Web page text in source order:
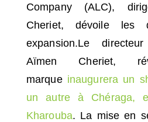
Company (ALC),
Cheriet, dévoile les
expansion.Le directeur
Aïmen Cheriet,
marque inaugurera un
un autre à Chéraga,
Kharouba. La mise en